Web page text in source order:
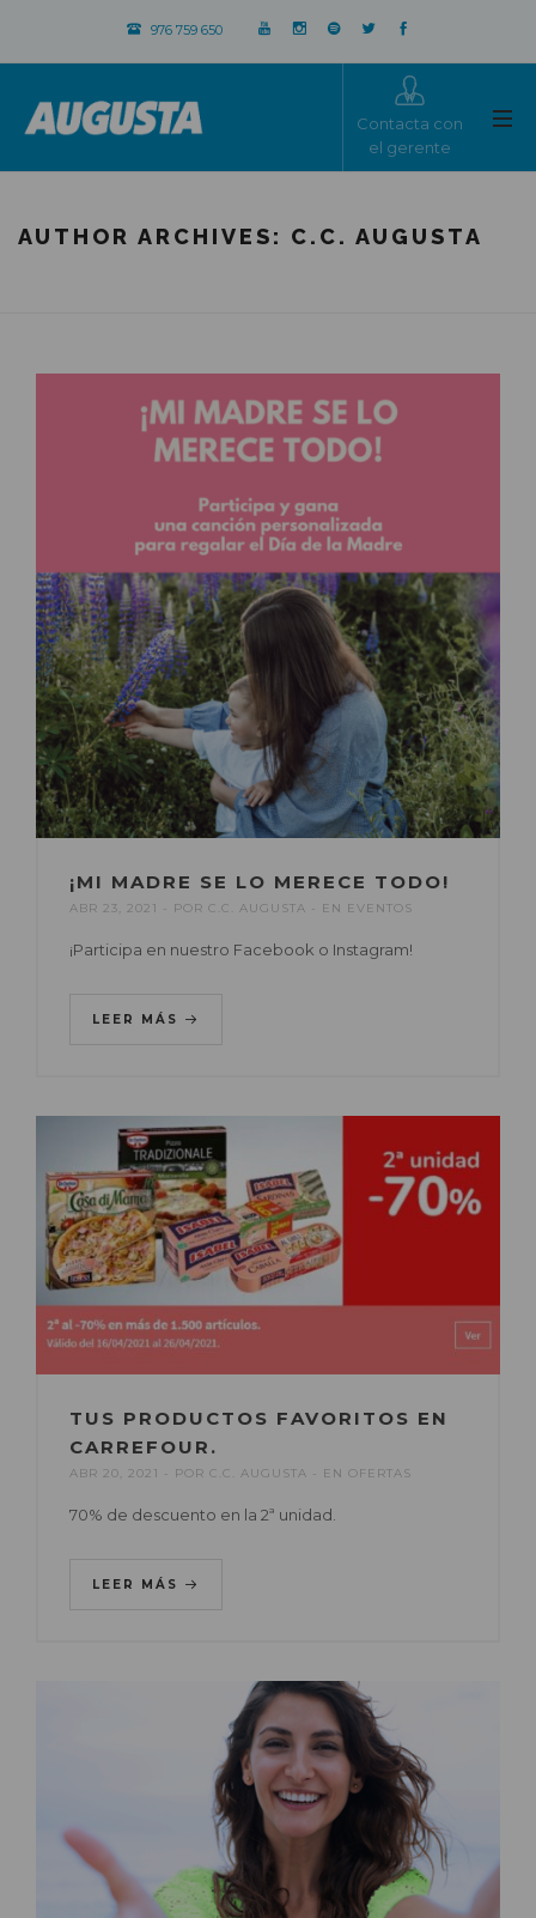
976 759 650
Contacta con
el gerente
AUTHOR ARCHIVES: C.C. AUGUSTA
¡MI MADRE SE LO MERECE TODO!
ABR 23, 2021 POR C.C. AUGUSTA EN EVENTOS
¡Participa en nuestro Facebook o Instagram!
LEER MÁS
TUS PRODUCTOS FAVORITOS EN
CARREFOUR.
ABR 20, 2021 POR C.C. AUGUSTA EN OFERTAS
70% de descuento en la 2ª unidad.
LEER MÁS